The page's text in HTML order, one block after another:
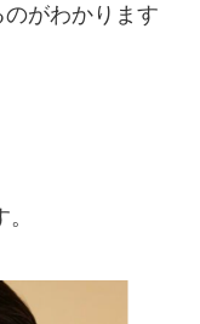
がわかります